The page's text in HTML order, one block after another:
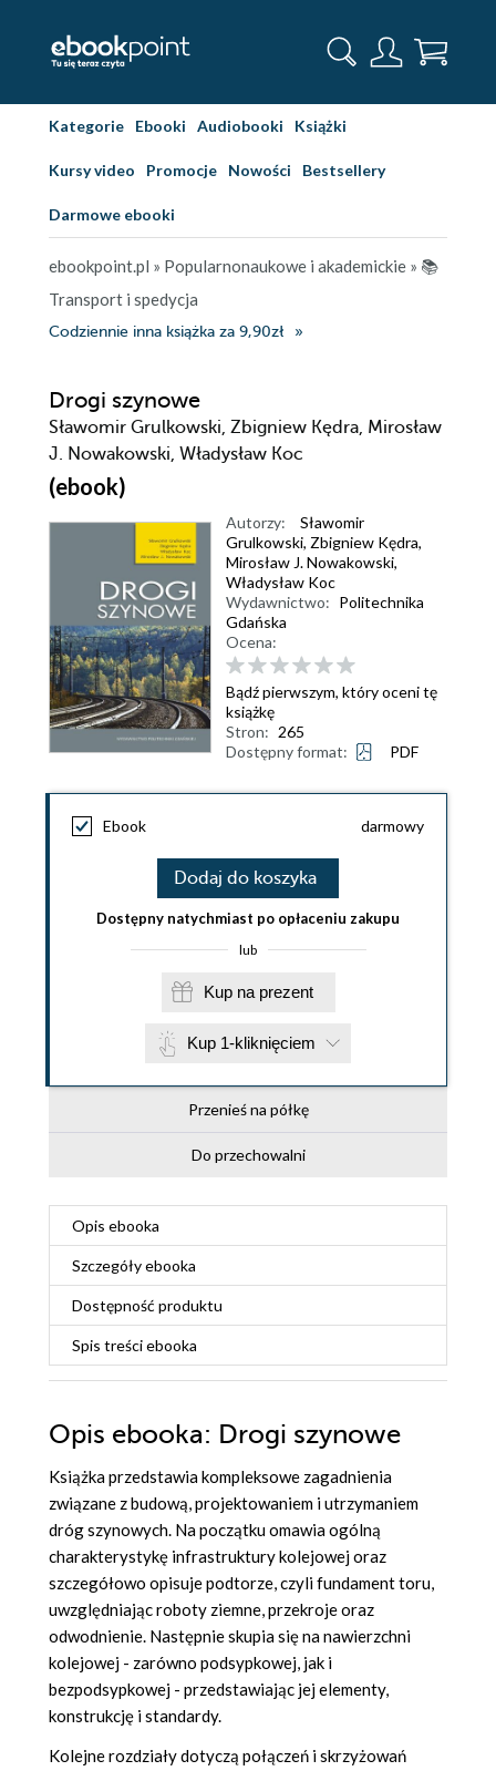
Kategorie Ebooki Audiobooki Książki
Kursy video Promocje Nowości Bestsellery
Darmowe ebooki
ebookpoint.pl » Popularnonaukowe i akademickie » 📚
Transport i spedycja
Codziennie inna książka za 9,90zł
Drogi szynowe
Sławomir Grulkowski, Zbigniew Kędra, Mirosław
J. Nowakowski, Władysław Koc
(ebook)
Autorzy:
Sławomir
Grulkowski, Zbigniew Kędra,
Mirosław J. Nowakowski,
Władysław Koc
Wydawnictwo: Politechnika
Gdańska
Ocena:
Bądź pierwszym, który oceni tę
książkę
Stron: 265
Dostępny format:
PDF
Ebook darmowy
Dodaj do koszyka
Dostępny natychmiast po opłaceniu zakupu
lub
Kup na prezent
Kup 1-kliknięciem
Przenieś na półkę
Do przechowalni
Opis ebooka
Szczegółyebooka
Dostępność produktu
Spis treściebooka
Opis ebooka: Drogi szynowe
Książka przedstawia kompleksowe zagadnienia
związane z budową, projektowaniem i utrzymaniem
dróg szynowych. Na początku omawia ogólną
charakterystykę infrastruktury kolejowej oraz
szczegółowo opisuje podtorze, czyli fundament toru,
uwzględniając roboty ziemne, przekroje oraz
odwodnienie. Następnie skupia się na nawierzchni
kolejowej - zarówno podsypkowej, jak i
bezpodsypkowej - przedstawiając jej elementy,
konstrukcję i standardy.
Kolejne rozdziały dotyczą połączeń i skrzyżowań